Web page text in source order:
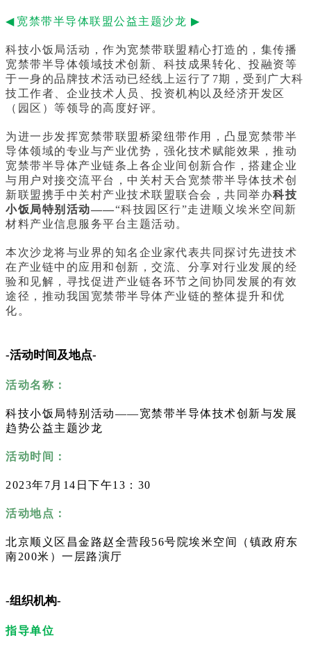
◀ 宽禁带半导体联盟公益主题沙龙 ▶
科技小饭局活动，作为宽禁带联盟精心打造的，集传播
宽禁带半导体领域技术创新、科技成果转化、投融资等
于一身的品牌技术活动已经线上运行了7期，受到广大科
技工作者、企业技术人员、投资机构以及经济开发区
（园区）等领导的高度好评。
为进一步发挥宽禁带联盟桥梁纽带作用，凸显宽禁带半
导体领域的专业与产业优势，强化技术赋能效果，推动
宽禁带半导体产业链条上各企业间创新合作，搭建企业
与用户对接交流平台，中关村天合宽禁带半导体技术创
新联盟携手中关村产业技术联盟联合会，共同举办科技
小饭局特别活动——“科技园区行”走进顺义埃米空间新
材料产业信息服务平台主题活动。
本次沙龙将与业界的知名企业家代表共同探讨先进技术
在产业链中的应用和创新，交流、分享对行业发展的经
验和见解，寻找促进产业链各环节之间协同发展的有效
途径，推动我国宽禁带半导体产业链的整体提升和优
化。
-活动时间及地点-
活动名称：
科技小饭局特别活动——宽禁带半导体技术创新与发展
趋势公益主题沙龙
活动时间：
2023年7月14日下午13：30
活动地点：
北京顺义区昌金路赵全营段56号院埃米空间（镇政府东
南200米）一层路演厅
-组织机构-
指导单位